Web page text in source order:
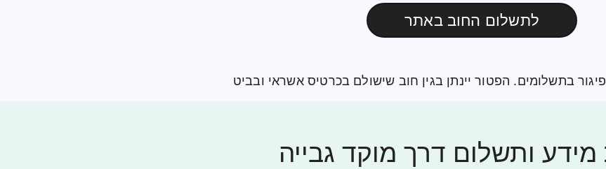
לתשלום החוב באתר
בתשלומים. הפטור יינתן בגין חוב שישולם בכרטיס אשראי ובביט
ותשלום דרך מוקד גבייה